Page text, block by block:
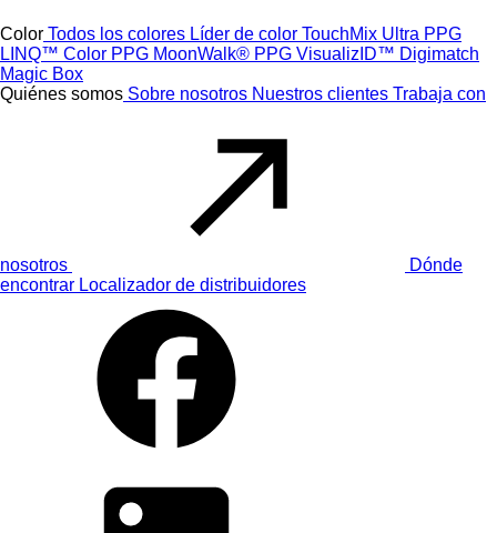
Color Todos los colores Líder de color TouchMix Ultra PPG
LINQ™ Color PPG MoonWalk® PPG VisualizID™ Digimatch
Magic Box
Quiénes somos Sobre nosotros Nuestros clientes Trabaja con
nosotros
Dónde
encontrar Localizador de distribuidores